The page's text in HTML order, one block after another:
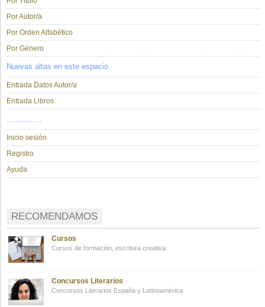
Por Autor/a
Por Orden Alfabético
Por Género
Nuevas altas en este espacio
Entrada Datos Autor/a
Entrada Libros
...............
Inicio sesión
Registro
Ayuda
RECOMENDAMOS
Cursos
Cursos de formación, escritura creativa.
Concursos Literarios
Concursos Literarios España y Latinoamérica